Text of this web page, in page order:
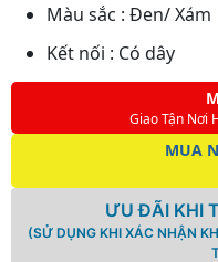
Màu sắc : Đen/ Xám
Kết nối : Có dây
Giao Tận Nơi
MUA
ƯU ĐÃI KHI
(SỬ DỤNG KHI XÁC NHẬN